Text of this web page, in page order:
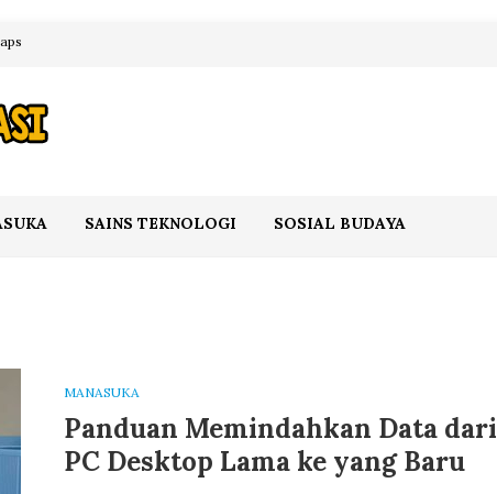
SAINS TEKNOLOGI SOSIAL BUDAYA
MANASUKA
Panduan Memindahkan Data dari
PC Desktop Lama ke yang Baru